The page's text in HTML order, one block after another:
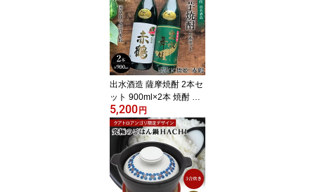
ング 中学生 高校生 SG規
格 撥水 洗える UVカット
反射材 KF006BAM KF00
6CAM クミカ工業 帽子型
帽子 キャップ型 ハット
型 uv 軽量 大人用 大人
出水酒造 薩摩焼酎 2本セ
ット 900ml×2本 焼酎 出
水に舞姫 赤鶴 2本セット
| 鹿児島 芋焼酎 酒 お酒
お祝いギフト プレゼント
25度 父の日 宅飲み お試
し 飲み比べ セット ギフ
ト 詰め合わせ 蒸留酒 ギ
フトセット 内祝い 本格
5,200 円